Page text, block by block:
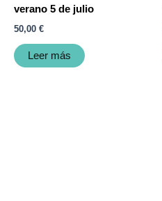
verano 5 de julio
50,00 €
Leer más